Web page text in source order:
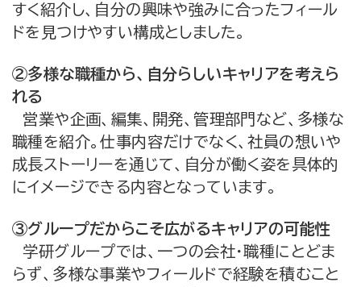
すく紹介し、自分の興味や強みに合ったフィール
ドを見つけやすい構成としました。
②多様な職種から、自分らしいキャリアを考えら
れる
営業や企画、編集、開発、管理部門など、多様な
職種を紹介。仕事内容だけでなく、社員の想いや
成長ストーリーを通じて、自分が働く姿を具体的
にイメージできる内容となっています。
③グループだからこそ広がるキャリアの可能性
学研グループでは、一つの会社・職種にとどま
らず、多様な事業やフィールドで経験を積むこと